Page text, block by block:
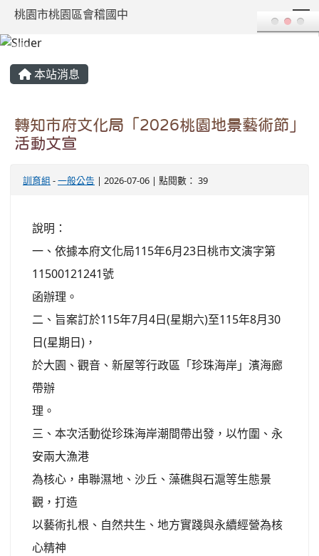
桃園市桃園區會稽國中
本站消息
轉知市府文化局「2026桃園地景藝術節」
活動文宣
訓育組 -一般公告 | 2026-07-06 | 點閱數： 39
說明：
一、依據本府文化局115年6月23日桃市文演字第
11500121241號
函辦理。
二、旨案訂於115年7月4日(星期六)至115年8月30
日(星期日)，
於大園、觀音、新屋等行政區「珍珠海岸」濱海廊
帶辦
理。
三、本次活動從珍珠海岸潮間帶出發，以竹圍、永
安兩大漁港
為核心，串聯濕地、沙丘、藻礁與石滬等生態景
觀，打造
以藝術扎根、自然共生、地方實踐與永續經營為核
心精神